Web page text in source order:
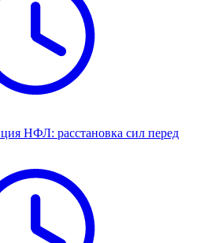
НФЛ: расстановка сил перед